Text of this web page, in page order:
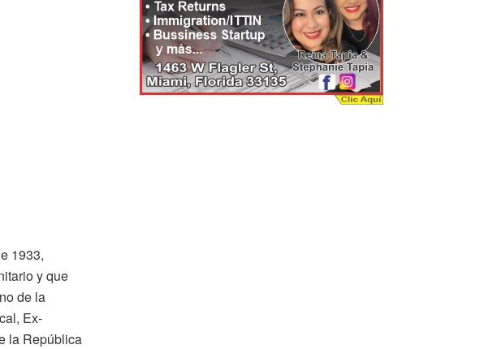
1933,
y que
de la
Ex-
la República